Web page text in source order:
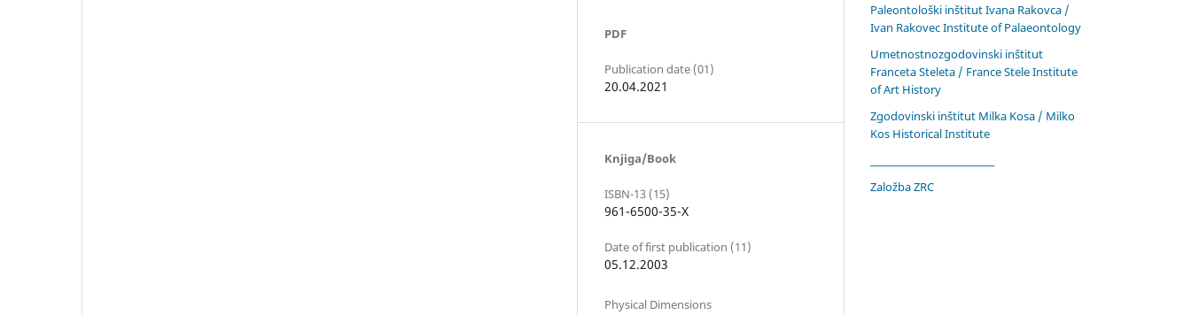
PDF
Publication date (01)
20.04.2021
Knjiga/Book
ISBN-13 (15)
961-6500-35-X
Date of first publication (11)
05.12.2003
Physical Dimensions
Paleontološki inštitut Ivana Rakovca /
Ivan Rakovec Institute of Palaeontology
Umetnostnozgodovinski inštitut
Franceta Steleta / France Stele Institute
of Art History
Zgodovinski inštitut Milka Kosa / Milko
Kos Historical Institute
Založba ZRC